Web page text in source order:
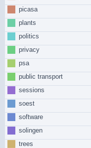
picasa
plants
politics
privacy
psa
public transport
sessions
soest
software
solingen
trees